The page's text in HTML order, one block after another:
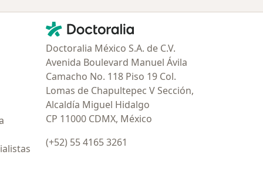
Contacto
Doctoralia - Página de inicio
Doctoralia México S.A. de C.V.
Avenida Boulevard Manuel Ávila
Camacho No. 118 Piso 19 Col.
Lomas de Chapultepec V Sección,
Alcaldía Miguel Hidalgo
CP 11000 CDMX, México
(+52) 55 4165 3261